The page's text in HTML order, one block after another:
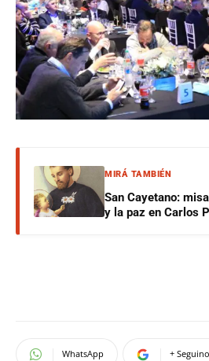
MIRÁ TAMBIÉN
San Cayetano:
y la paz en Carlos
WhatsApp +